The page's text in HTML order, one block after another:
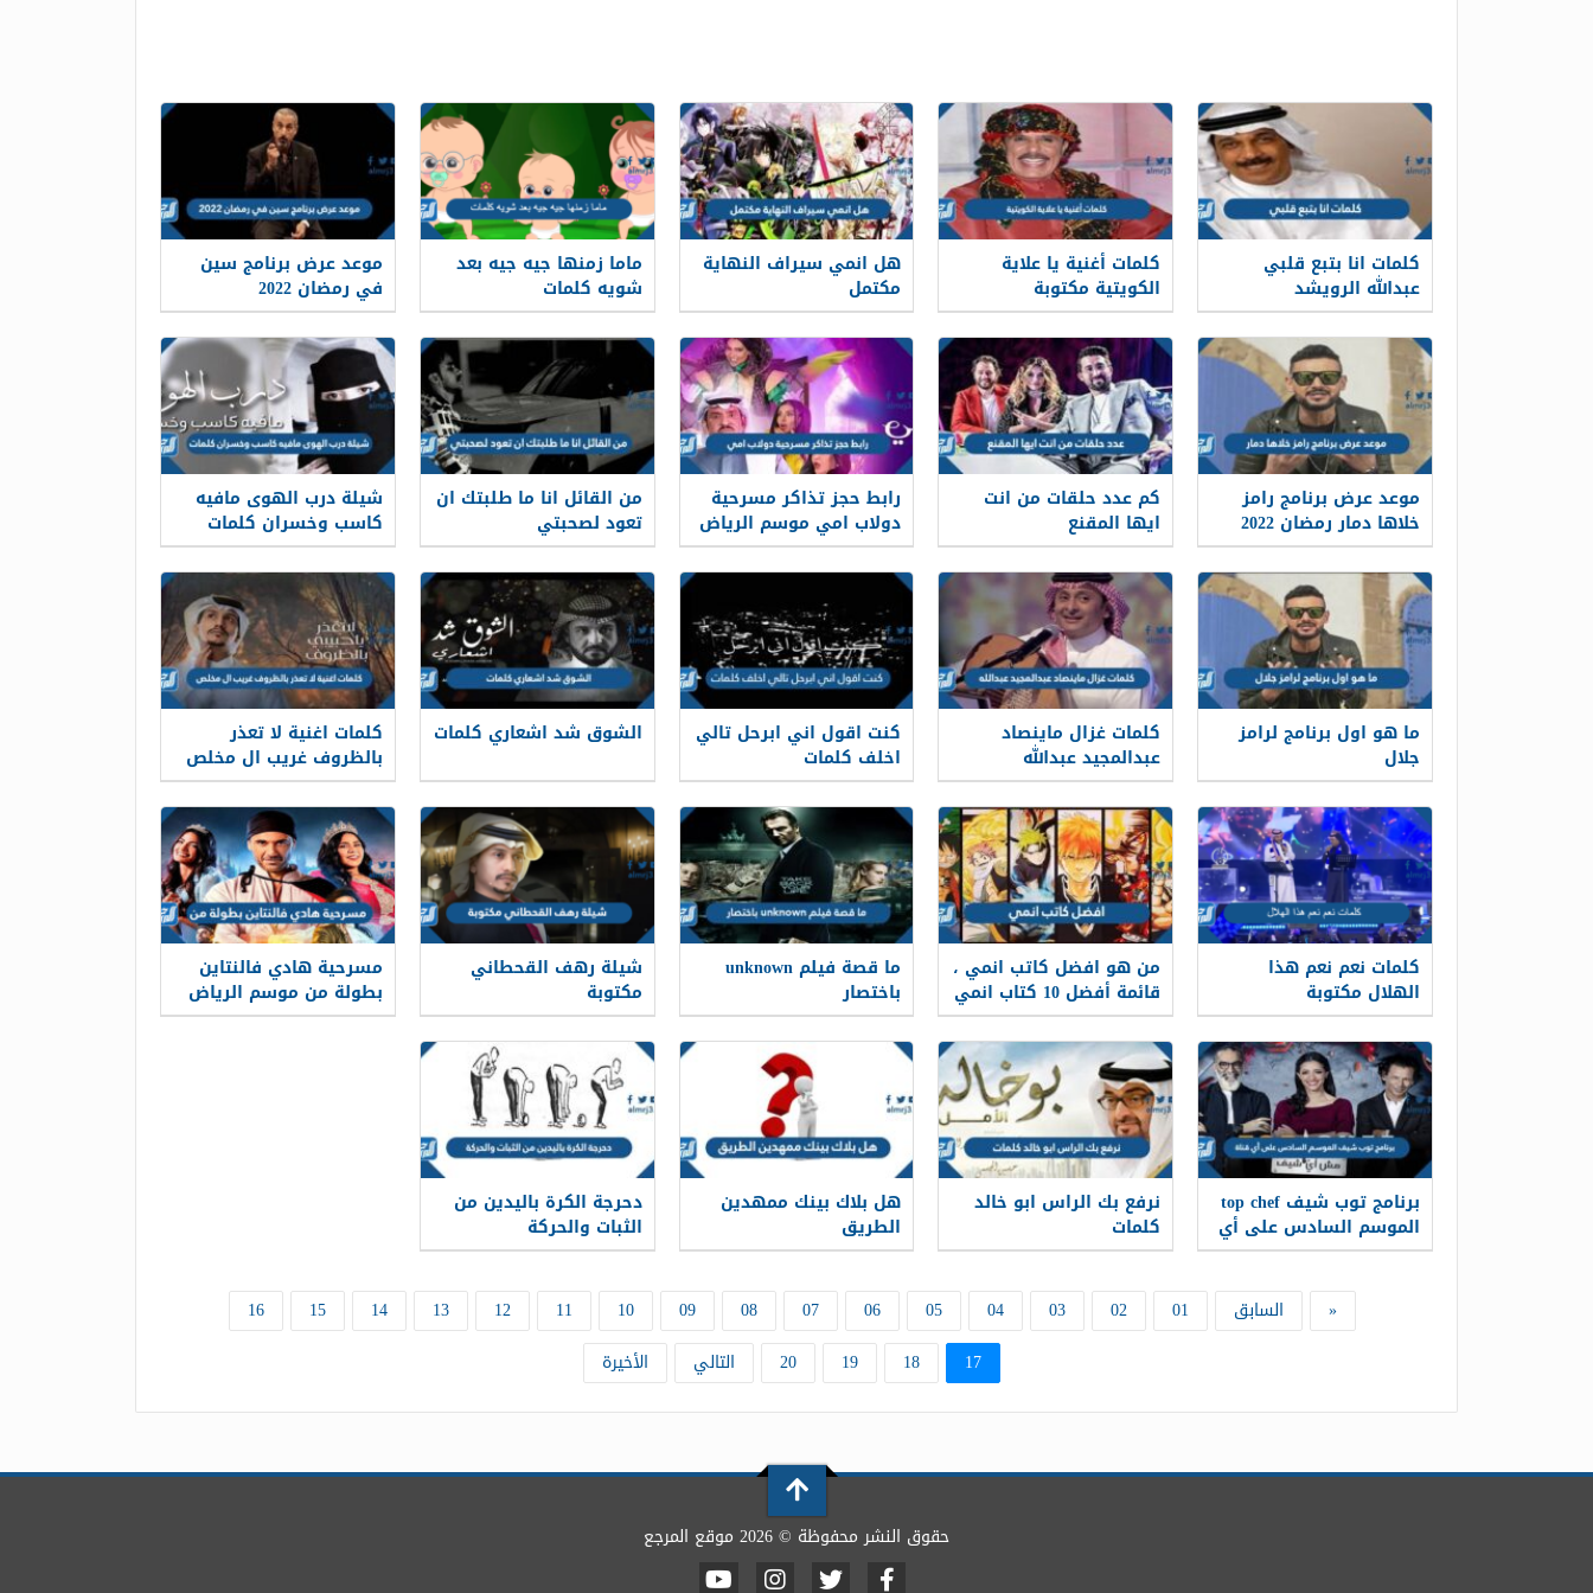
كلمات انا بتبع قلبي
عبدالله الرويشد
كلمات أغنية يا علاية
الكويتية مكتوبة
هل انمي سيراف النهاية
مكتمل
ماما زمنها جيه جيه بعد
شويه كلمات
موعد عرض برنامج سين
في رمضان 2022
موعد عرض برنامج رامز
خلاها دمار رمضان 2022
كم عدد حلقات من انت
ايها المقنع
رابط حجز تذاكر مسرحية
دولاب امي موسم الرياض
من القائل انا ما طلبتك ان
تعود لصحبتي
شيلة درب الهوى مافيه
كاسب وخسران كلمات
ما هو اول برنامج لرامز
جلال
كلمات غزال ماينصاد
عبدالمجيد عبدالله
كنت اقول اني ابرحل تالي
اخلف كلمات
الشوق شد اشعاري كلمات كلمات اغنية لا تعذر
بالظروف غريب ال مخلص
كلمات نعم نعم هذا
الهلال مكتوبة
من هو افضل كاتب انمي ،
قائمة أفضل 10 كتاب انمي
حسب التصويت العالمي
ما قصة فيلم unknown
باختصار
شيلة رهف القحطاني
مكتوبة
مسرحية هادي فالنتاين
بطولة من موسم الرياض
برنامج توب شيف top chef
الموسم السادس على أي
قناة
نرفع بك الراس ابو خالد
كلمات
هل بلاك بينك ممهدين
الطريق
دحرجة الكرة باليدين من
الثبات والحركة
« السابق 01
02
03
04
05
06
07
08
09
10
11
12
13
14
15
16
17
18
19
20 التالي الأخيرة
حقوق النشر محفوظة © 2026 موقع المرجع